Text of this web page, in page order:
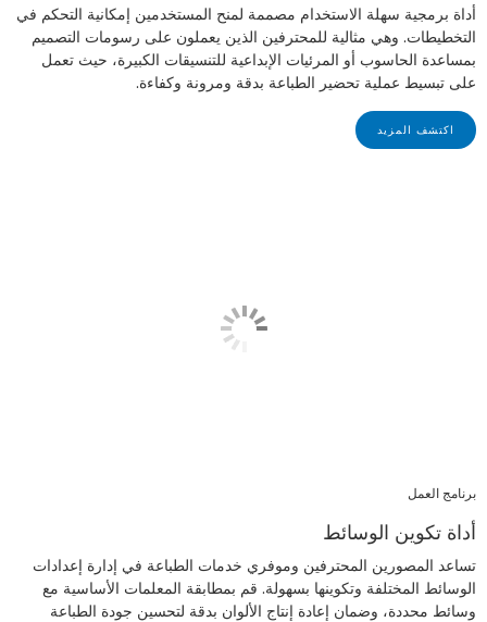
أداة برمجية سهلة الاستخدام مصممة لمنح المستخدمين إمكانية التحكم في
التخطيطات. وهي مثالية للمحترفين الذين يعملون على رسومات التصميم
بمساعدة الحاسوب أو المرئيات الإبداعية للتنسيقات الكبيرة، حيث تعمل
على تبسيط عملية تحضير الطباعة بدقة ومرونة وكفاءة.
اكتشف المزيد
برنامج العمل
أداة تكوين الوسائط
تساعد المصورين المحترفين وموفري خدمات الطباعة في إدارة إعدادات
الوسائط المختلفة وتكوينها بسهولة. قم بمطابقة المعلمات الأساسية مع
وسائط محددة، وضمان إعادة إنتاج الألوان بدقة لتحسين جودة الطباعة